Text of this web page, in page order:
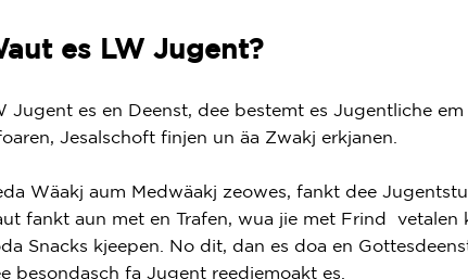
es LW Jugent?
Jugent es en Deenst, dee bestemt es Jugentliche
Jesalschoft finjen un äa Zwakj erkjanen.
Wäakj aum Medwäakj zeowes, fankt dee
fankt aun met en Trafen, wua jie met Frind vetalen
Snacks kjeepen. No dit, dan es doa en
besondasch fa Jugent reedjemoakt es.